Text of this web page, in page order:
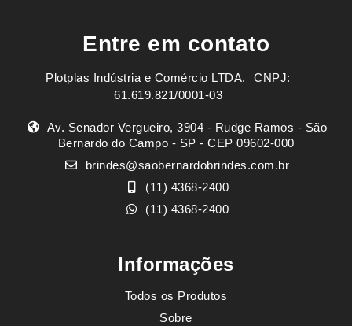
Entre em contato
Plotplas Indústria e Comércio LTDA. ㅤㅤㅤ CNPJ:
61.619.821/0001-03
Av. Senador Vergueiro, 3904 - Rudge Ramos - São
Bernardo do Campo - SP - CEP 09602-000
brindes@saobernardobrindes.com.br
(11) 4368-2400
(11) 4368-2400
Informações
Todos os Produtos
Sobre